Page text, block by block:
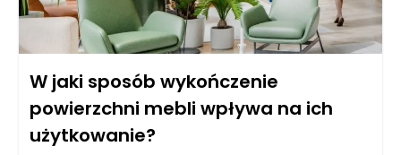
W jaki sposób wykończenie
powierzchni mebli wpływa na ich
użytkowanie?